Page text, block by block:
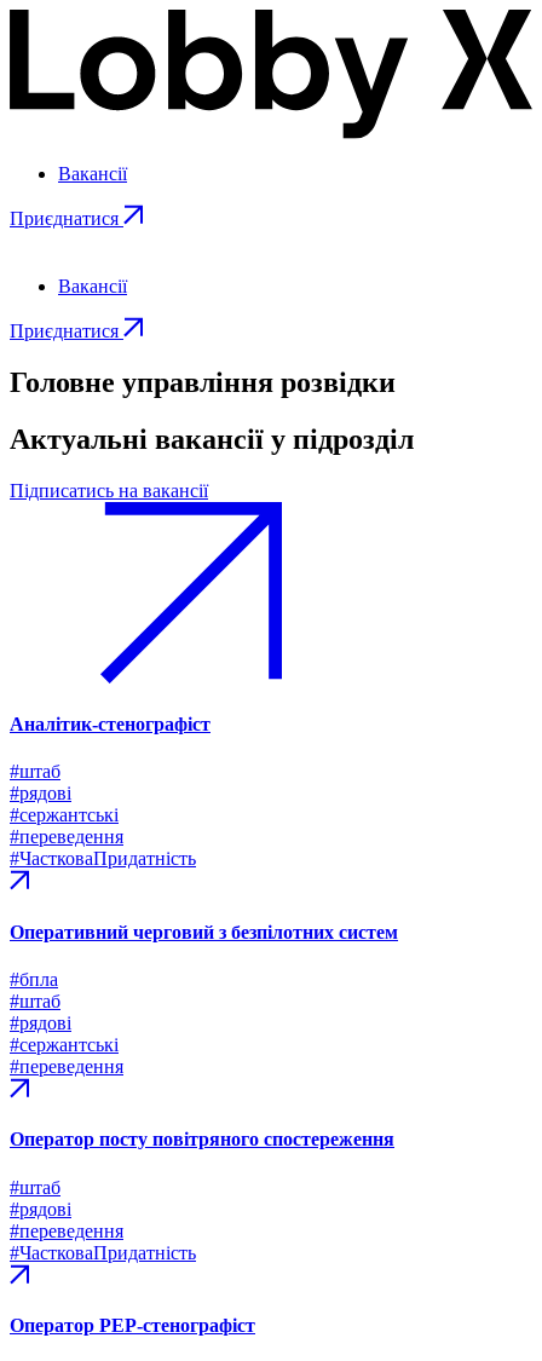
Вакансії
Приєднатися
Вакансії
Приєднатися
Головне управління розвідки
Актуальні вакансії у підрозділ
Підписатись на вакансії
Аналітик-стенографіст
#штаб
#рядові
#сержантські
#переведення
#ЧастковаПридатність
Оперативний черговий з безпілотних систем
#бпла
#штаб
#рядові
#сержантські
#переведення
Оператор посту повітряного спостереження
#штаб
#рядові
#переведення
#ЧастковаПридатність
Оператор РЕР-стенографіст